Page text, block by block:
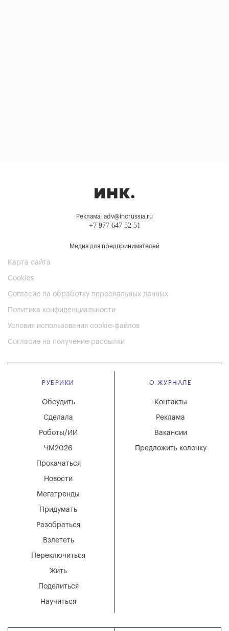
Реклама: adv@incrussia.ru
+7 977 647 52 51
Медиа для предпринимателей
Карта сайта
Cookies
Согласие на обработку персональных данных
Политика конфиденциальности
Условия использования cookie-файлов
Согласие на получение рассылки
РУБРИКИ
Мегатренды
Придумать
Разобраться
Взлететь
Новости
Переключиться
Жить
Поделиться
Научиться
Обсудить
Сделала
Роботы/ИИ
ЧМ2026
Прокачаться
О ЖУРНАЛЕ
Вакансии
Реклама
Контакты
Предложить колонку